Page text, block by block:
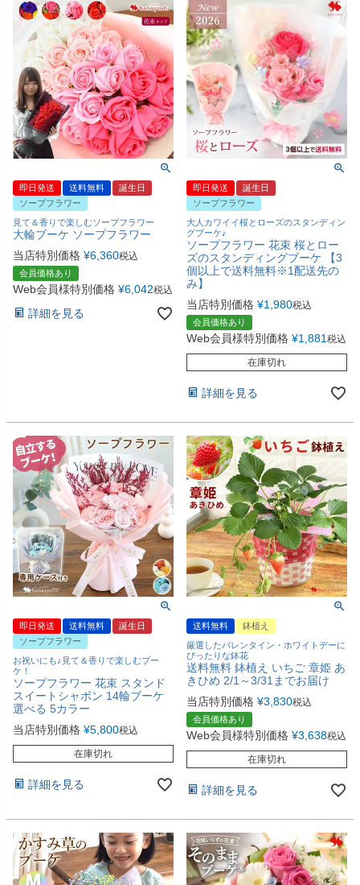
即日発送 送料無料
誕生日
ソープフラワー
見て＆香りで楽しむソープフラワー
大輪ブーケ ソープフラワー
当店特別価格 ¥6,360税込
会員価格あり
Web会員様特別価格 ¥6,042税込
詳細を見る
即日発送
誕生日
ソープフラワー
大人カワイイ桜とローズのスタンディン
グブーケ♪
ソープフラワー 花束 桜とロー
ズのスタンディングブーケ 【3
個以上で送料無料※1配送先の
み】
当店特別価格 ¥1,980税込
会員価格あり
Web会員様特別価格 ¥1,881 税込
在庫切れ
詳細を見る
即日発送 送料無料
誕生日
ソープフラワー
お祝いにも♪見て＆香りで楽しむブー
ケ！
ソープフラワー 花束 スタンド
スイートシャボン 14輪ブーケ
選べる 5カラー
当店特別価格 ¥5,800税込
在庫切れ
詳細を見る
送料無料
鉢植え
厳選したバレンタイン・ホワイトデーに
ぴったりな鉢花
送料無料 鉢植え いちご 章姫 あ
きひめ 2/1～3/31までお届け
当店特別価格 ¥3,830税込
会員価格あり
Web会員様特別価格 ¥3,638税込
在庫切れ
詳細を見る